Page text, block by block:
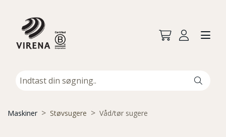
Maskiner Støvsugere Våd/tør sugere